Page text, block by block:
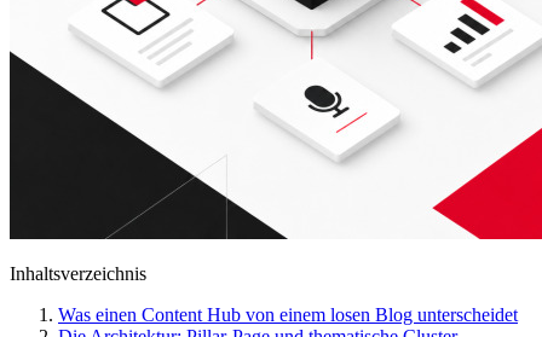
Inhaltsverzeichnis
Was einen Content Hub von einem losen Blog unterscheidet